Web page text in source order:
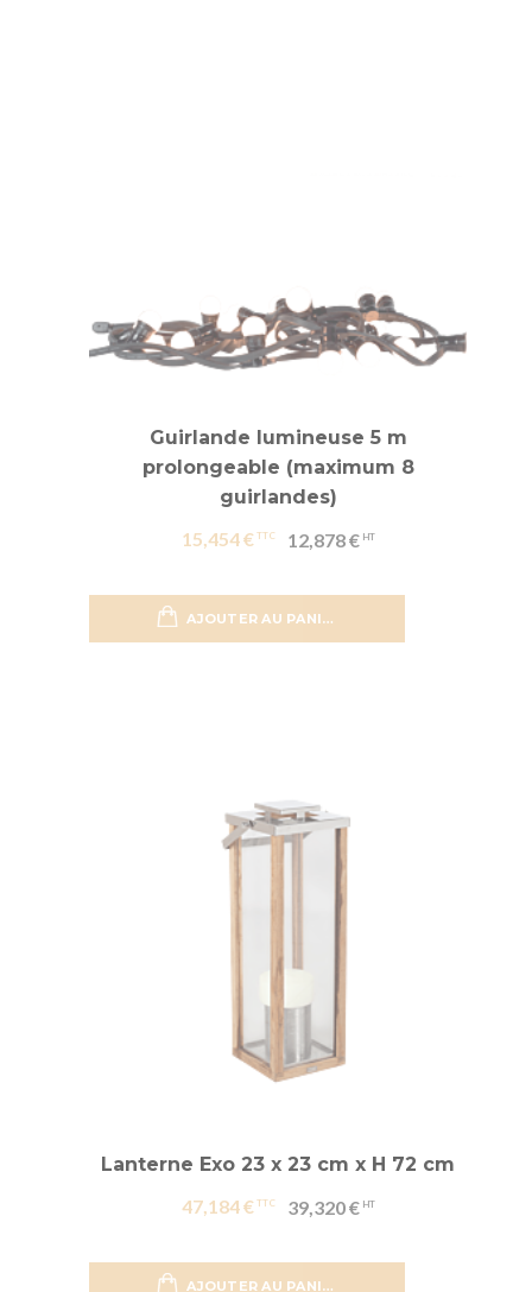
Guirlande lumineuse 5 m
prolongeable (maximum 8
guirlandes)
15,454 €
12,878 €
AJOUTER AU PANIER
Lanterne Exo 23 x 23 cm x H 72 cm
47,184 €
39,320 €
AJOUTER AU PANIER